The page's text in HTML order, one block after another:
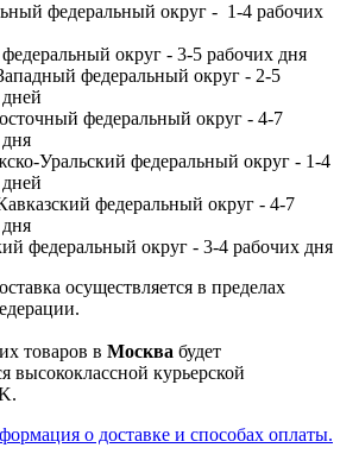
федеральный округ - 1-4 рабочих
округ - 3-5 рабочих дня
федеральный округ - 2-5
федеральный округ - 4-7
Уральский федеральный округ - 1-4
федеральный округ - 4-7
федеральный округ - 3-4 рабочих дня
осуществляется в пределах
товаров в Москва будет
высококлассной курьерской
о доставке и способах оплаты.